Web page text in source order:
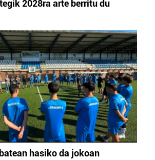
2028ra arte berritu du
hasiko da jokoan